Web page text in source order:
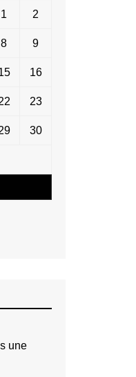
1 2
8 9
16
23
30
une